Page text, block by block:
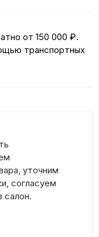
от 150 000 ₽.
транспортных
уточним
согласуем
салон.